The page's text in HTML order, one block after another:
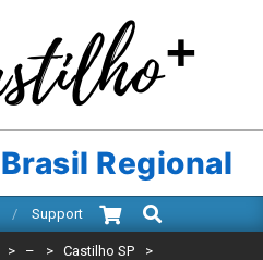
Regional
Support
Search
> – > Castilho SP >